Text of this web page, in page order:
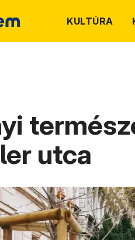
KULTÚRA
utca